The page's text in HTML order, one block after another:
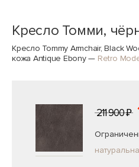
Кресло Томми,
Кресло Tommy Armchair, Black
кожа Antique Ebony— Retro
211 900 ₽